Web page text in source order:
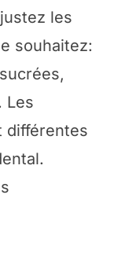
les
souhaitez:
Les
différentes